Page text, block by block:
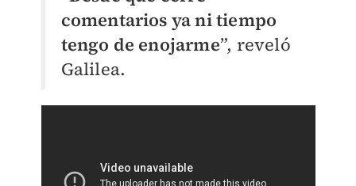
comentarios ya ni tiempo
tengo de enojarme”, reveló
Galilea.